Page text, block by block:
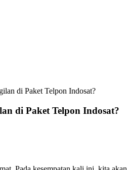
di Paket Telpon Indosat?
di Paket Telpon Indosat?